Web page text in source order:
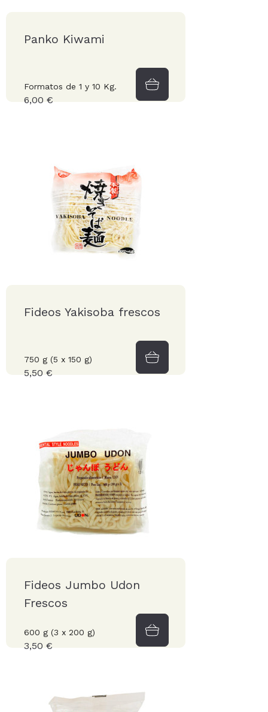
Panko Kiwami
Formatos de 1 y 10 Kg.
6,00 €
Fideos Yakisoba frescos
750 g (5 x 150 g)
5,50 €
Fideos Jumbo Udon
Frescos
600 g (3 x 200 g)
3,50 €